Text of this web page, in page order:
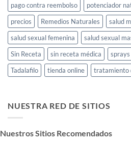
pago contra reembolso
potenciador
precios
Remedios Naturales salud
salud sexual femenina
salud sexual
Sin Receta
sin receta médica sprays
Tadalafilo
tienda online tratamiento
NUESTRA RED DE SITIOS
Nuestros Sitios Recomendados